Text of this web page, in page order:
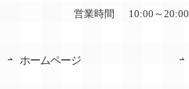
営業時間
10:00～20:00
ホームページ